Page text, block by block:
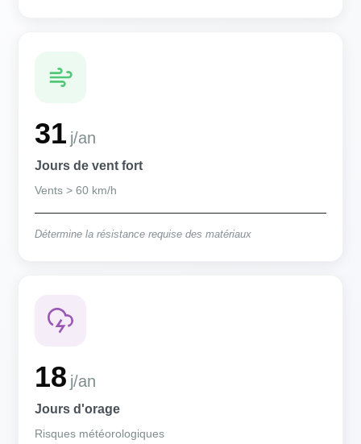
31 j/an
Jours de vent fort
Vents > 60 km/h
Détermine la résistance requise des matériaux
18 j/an
Jours d'orage
Risques météorologiques